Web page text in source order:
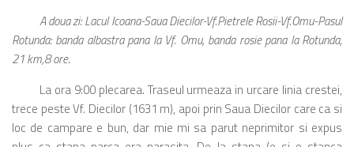
A doua zi: Lacul Icoana-Saua Diecilor-Vf.Pietrele Rosii-Vf.Omu-Pasul
Rotunda: banda albastra pana la Vf. Omu, banda rosie pana la Rotunda,
21 km,8 ore.
La ora 9:00 plecarea. Traseul urmeaza in urcare linia crestei,
trece peste Vf. Diecilor (1631 m), apoi prin Saua Diecilor care ca si
loc de campare e bun, dar mie mi sa parut neprimitor si expus